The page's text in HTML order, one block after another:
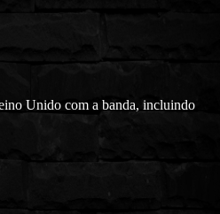
Unido com a banda, incluindo